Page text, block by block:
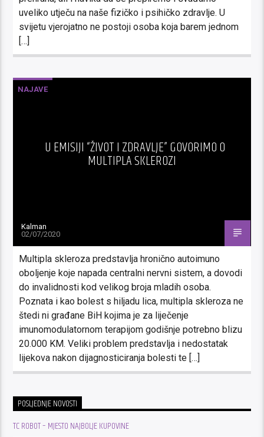
uveliko utječu na naše fizičko i psihičko zdravlje. U
svijetu vjerojatno ne postoji osoba koja barem jednom
[…]
NAJAVE
U EMISIJI “ŽIVOT I ZDRAVLJE” GOVORIMO O
MULTIPLA SKLEROZI
Kalman
02/07/2020
Multipla skleroza predstavlja hronično autoimuno
oboljenje koje napada centralni nervni sistem, a dovodi
do invalidnosti kod velikog broja mladih osoba.
Poznata i kao bolest s hiljadu lica, multipla skleroza ne
štedi ni građane BiH kojima je za liječenje
imunomodulatornom terapijom godišnje potrebno blizu
20.000 KM. Veliki problem predstavlja i nedostatak
lijekova nakon dijagnosticiranja bolesti te […]
POSLJEDNJE NOVOSTI
TC ROBOT – MJESTO NAJBOLJE KUPOVINE